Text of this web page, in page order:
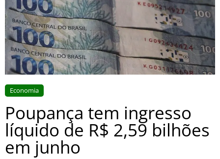
Economia
Poupança tem ingresso
líquido de R$ 2,59 bilhões
em junho